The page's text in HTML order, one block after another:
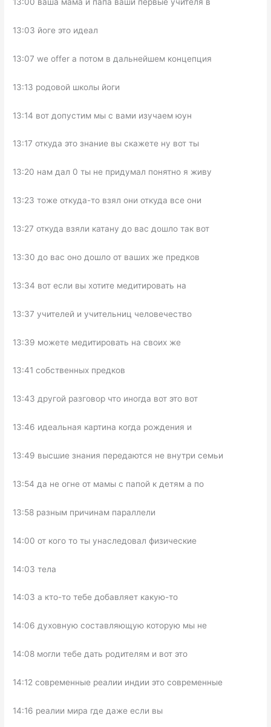
13:03 йоге это идеал
13:07 we offer а потом в дальнейшем концепция
13:13 родовой школы йоги
13:14 вот допустим мы с вами изучаем юун
13:17 откуда это знание вы скажете ну вот ты
13:20 нам дал 0 ты не придумал понятно я живу
13:23 тоже откуда-то взял они откуда все они
13:27 откуда взяли катану до вас дошло так вот
13:30 до вас оно дошло от ваших же предков
13:34 вот если вы хотите медитировать на
13:37 учителей и учительниц человечество
13:39 можете медитировать на своих же
13:41 собственных предков
13:43 другой разговор что иногда вот это вот
13:46 идеальная картина когда рождения и
13:49 высшие знания передаются не внутри семьи
13:54 да не огне от мамы с папой к детям а по
13:58 разным причинам параллели
14:00 от кого то ты унаследовал физические
14:03 тела
14:03 а кто-то тебе добавляет какую-то
14:06 духовную составляющую которую мы не
14:08 могли тебе дать родителям и вот это
14:12 современные реалии индии это современные
14:16 реалии мира где даже если вы